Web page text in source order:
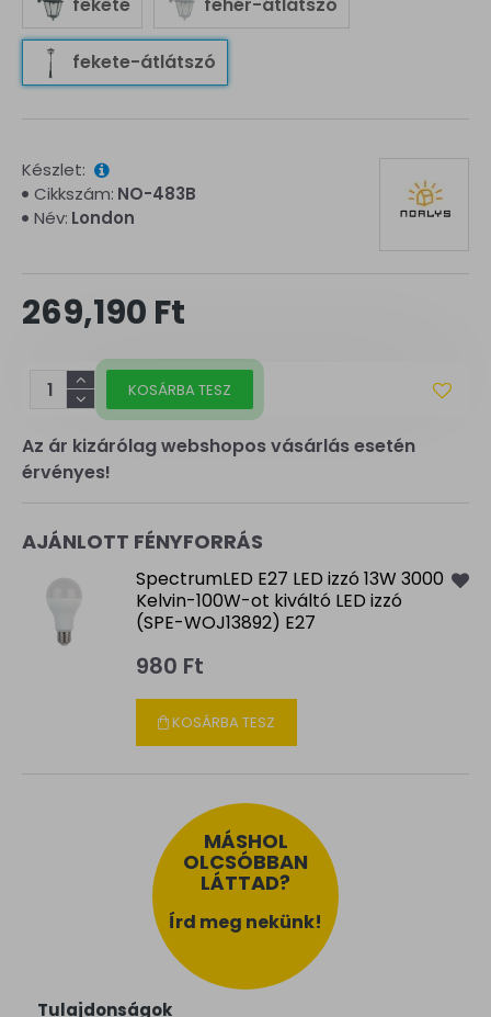
Az ár kizárólag webshopos vásárlás esetén
érvényes!
fekete-átlátszó
269,190 Ft
Készlet:
Cikkszám: NO-483B
Név: London
KOSÁRBA TESZ
AJÁNLOTT FÉNYFORRÁS
SpectrumLED E27 LED izzó 13W 3000
Kelvin-100W-ot kiváltó LED izzó
(SPE-WOJ13892) E27
980 Ft
KOSÁRBA TESZ
MÁSHOL
OLCSÓBBAN
LÁTTAD?
Írd meg nekünk!
Tulajdonságok